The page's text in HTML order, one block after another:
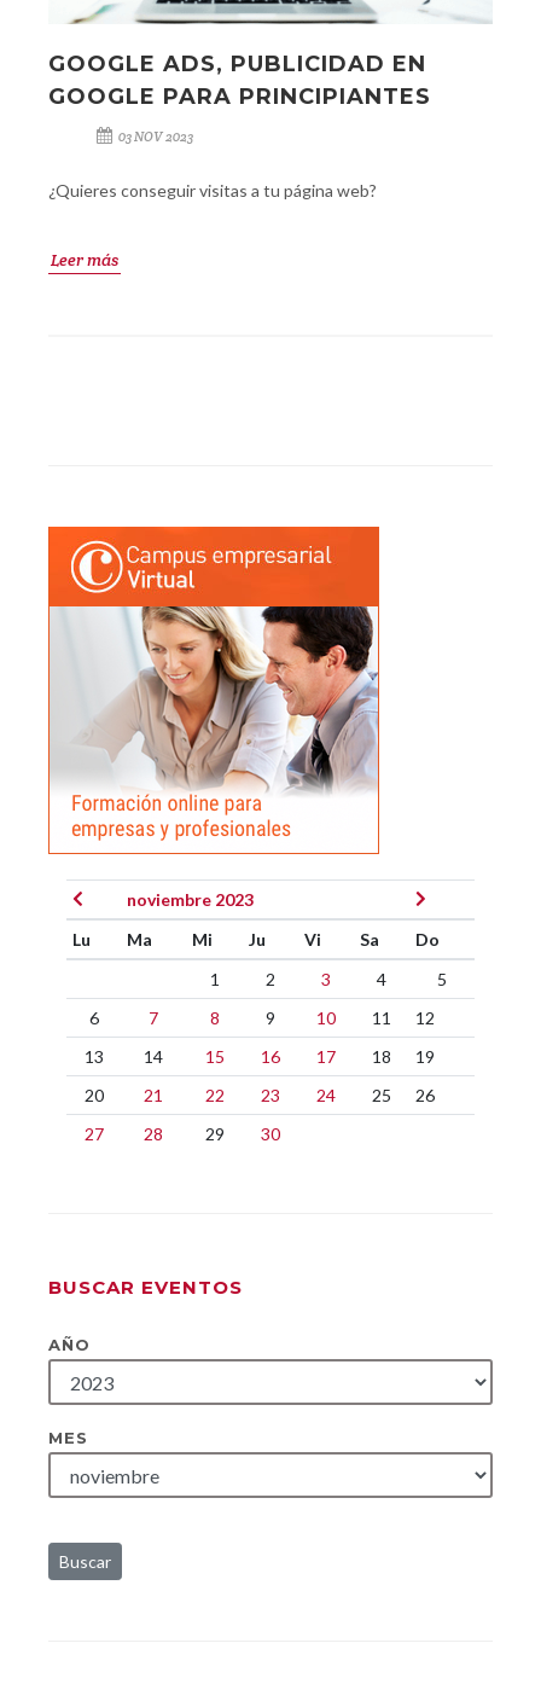
GOOGLE ADS, PUBLICIDAD EN
GOOGLE PARA PRINCIPIANTES
03 NOV 2023
¿Quieres conseguir visitas a tu página web?
Leer más
noviembre 2023
Lu
Ma Mi Ju Vi Sa
Do
1
2 3 4
5
6
7 8 9 10 11
12
13
14 15 16 17 18
19
20
21 22 23 24 25
26
27
28 29 30
BUSCAR EVENTOS
AÑO
MES
Buscar